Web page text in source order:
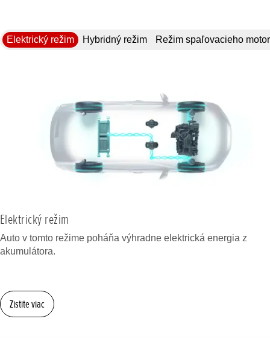
Elektrický režim Hybridný režim Režim spaľovacieho
Elektrický režim
Auto v tomto režime poháňa výhradne elektrická energia z
akumulátora.
Zistite viac